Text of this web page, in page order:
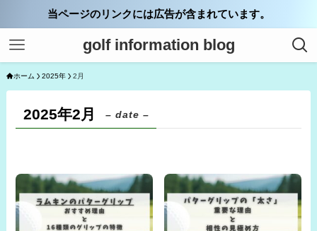
当ページのリンクには広告が含まれています。
golf information blog
ホーム 2025年 2月
2025年2月 – date –